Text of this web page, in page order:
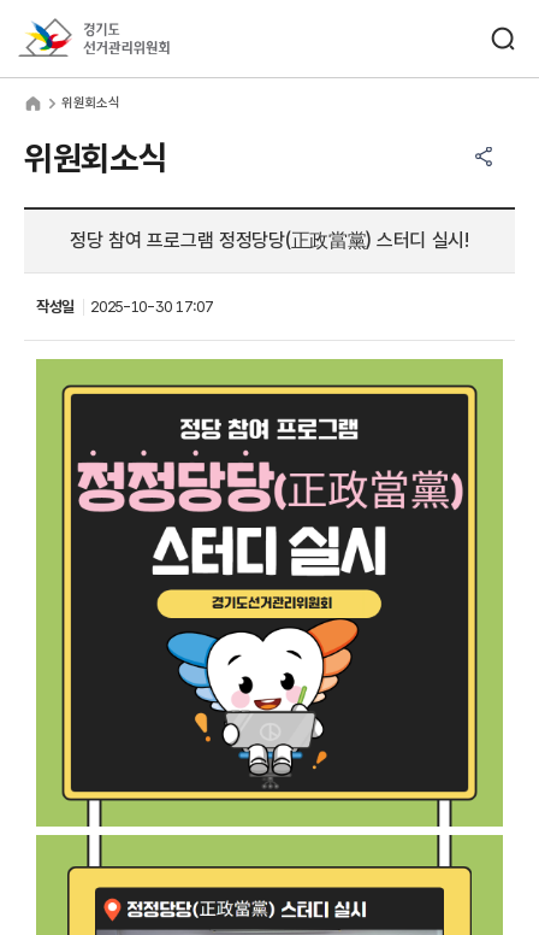
위원회소식
위원회소식
정당 참여 프로그램 정정당당(正政當黨) 스터디 실시!
작성일 2025-10-30 17:07